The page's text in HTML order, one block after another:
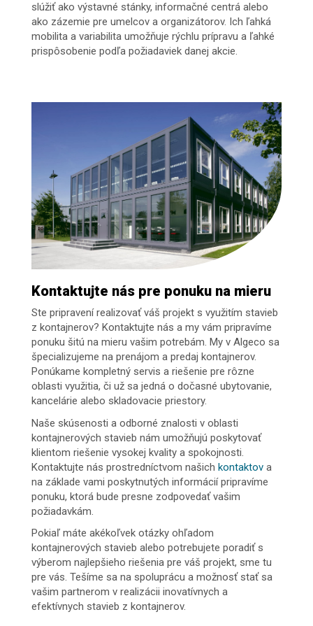
slúžiť ako výstavné stánky, informačné centrá alebo
ako zázemie pre umelcov a organizátorov. Ich ľahká
mobilita a variabilita umožňuje rýchlu prípravu a ľahké
prispôsobenie podľa požiadaviek danej akcie.
Kontaktujte nás pre ponuku na mieru
Ste pripravení realizovať váš projekt s využitím stavieb
z kontajnerov? Kontaktujte nás a my vám pripravíme
ponuku šitú na mieru vašim potrebám. My v Algeco sa
špecializujeme na prenájom a predaj kontajnerov.
Ponúkame kompletný servis a riešenie pre rôzne
oblasti využitia, či už sa jedná o dočasné ubytovanie,
kancelárie alebo skladovacie priestory.
Naše skúsenosti a odborné znalosti v oblasti
kontajnerových stavieb nám umožňujú poskytovať
klientom riešenie vysokej kvality a spokojnosti.
Kontaktujte nás prostredníctvom našich kontaktov a
na základe vami poskytnutých informácií pripravíme
ponuku, ktorá bude presne zodpovedať vašim
požiadavkám.
Pokiaľ máte akékoľvek otázky ohľadom
kontajnerových stavieb alebo potrebujete poradiť s
výberom najlepšieho riešenia pre váš projekt, sme tu
pre vás. Tešíme sa na spoluprácu a možnosť stať sa
vašim partnerom v realizácii inovatívnych a
efektívnych stavieb z kontajnerov.